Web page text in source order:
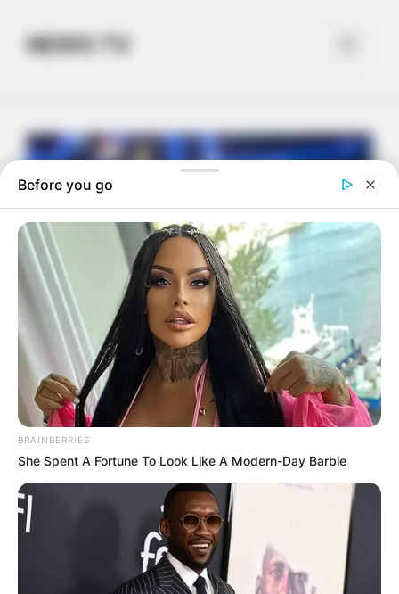
contentNEWS TV
Before you go
BRAINBERRIES
She Spent A Fortune To Look Like A Modern-Day Barbie